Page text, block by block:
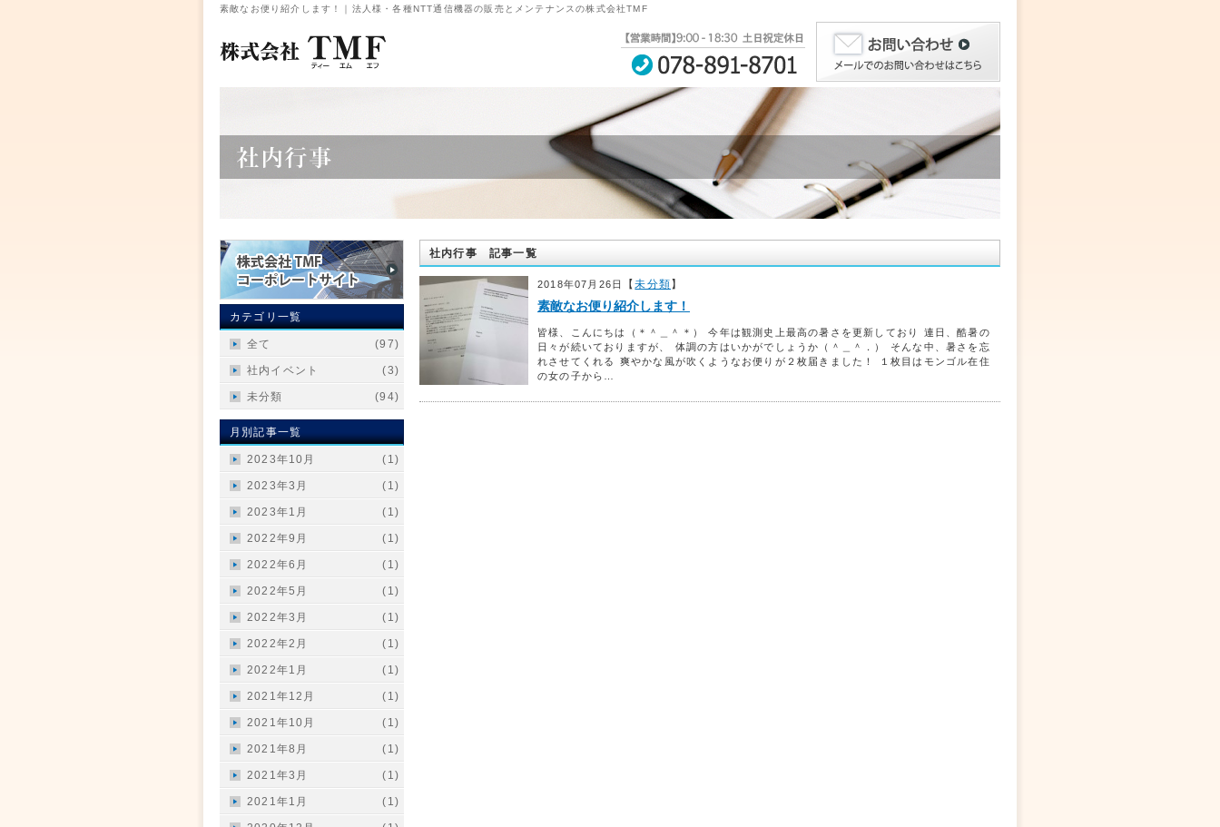
素敵なお便り紹介します！｜法人様・各種NTT通信機器の販売とメンテナンスの株式会社TMF
社内行事 記事一覧
2018年07月26日 【未分類 】
素敵なお便り紹介します！
皆様、こんにちは（＊＾＿＾＊） 今年は観測史上最高の暑さを更新しており 連日、酷暑の
日々が続いておりますが、 体調の方はいかがでしょうか（＾＿＾．） そんな中、暑さを忘
れさせてくれる 爽やかな風が吹くようなお便りが２枚届きました！ １枚目はモンゴル在住
の女の子から…
カテゴリ一覧
全て (97)
社内イベント (3)
未分類 (94)
月別記事一覧
2023年10月 (1)
2023年3月 (1)
2023年1月 (1)
2022年9月 (1)
2022年6月 (1)
2022年5月 (1)
2022年3月 (1)
2022年2月 (1)
2022年1月 (1)
2021年12月 (1)
2021年10月 (1)
2021年8月 (1)
2021年3月 (1)
2021年1月 (1)